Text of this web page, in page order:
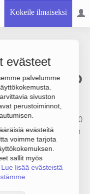
Kokeile ilmaiseksi
evästeet
palvelumme
sivuston
perustoiminnot,
evästeitä
voimme tarjota
sallit myös
Lue lisää evästeistä
Ab
liikevaihto on 183 000
1. Sen päätoimiala on
lukien vakuutus- ja
2008 ja sijainti
(OY).